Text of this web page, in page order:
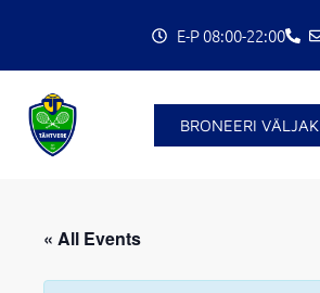
content
E-P 08:00-22:00
BRONEERI VÄLJAK
« All Events